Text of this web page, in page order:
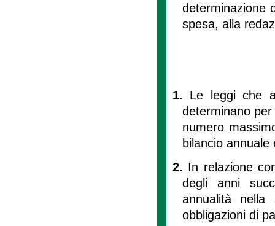
determinazione
spesa, alla
1. Le leggi che
determinano
numero
bilancio annuale
2. In relazione
degli anni
annualità
obbligazioni di